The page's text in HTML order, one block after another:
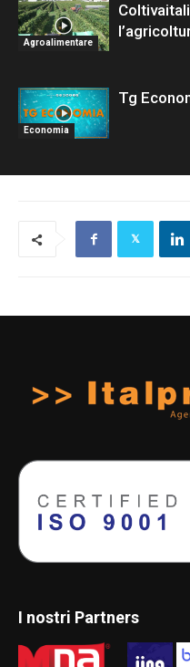
Agroalimentare
Economia
Tg
I nostri Partners